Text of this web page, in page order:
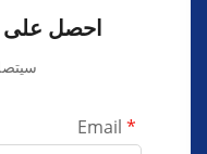
احصل على